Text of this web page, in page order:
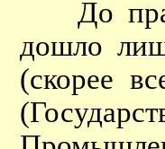
До
дошло
(скорее